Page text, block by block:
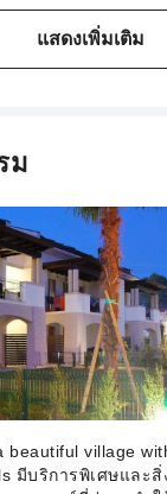
can choose to
service: *studio: 50
flat: 70
and 130 Euros/
on the beach (1
45 Euros *1
*3 bedroom
ะเตียงเสริม
นต่ำ สามารถพาเด็
รมเนียม
บประเภทห้อง จำน
แสดงเพิ่มเติม
ม
beautiful village
มีบริการพิเศษและ